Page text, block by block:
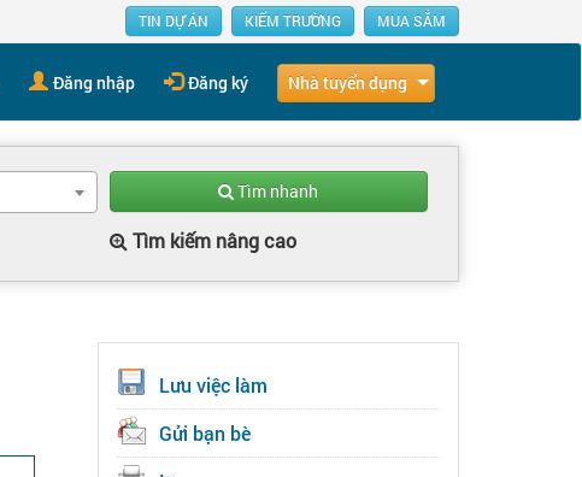
TIN DỰ ÁN KIẾM TRƯỜNG MUA SẮM
Đăng nhập Đăng ký Nhà tuyển dụng
Tìm nhanh
Tìm kiếm nâng cao
Lưu việc làm
Gửi bạn bè